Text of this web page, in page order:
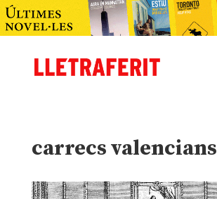
carrecs valencians